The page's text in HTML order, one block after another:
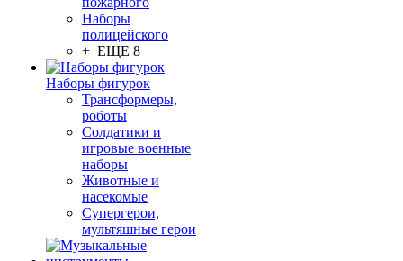
Наборы
полицейского
+ ЕЩЕ 8
Наборы фигурок
Трансформеры,
роботы
Солдатики и
игровые военные
наборы
Животные и
насекомые
Супергерои,
мультяшные герои